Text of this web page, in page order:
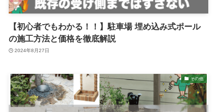
【初心者でもわかる！！】駐車場 埋め込み式ポール
の施工方法と価格を徹底解説
2024年8月27日
その他